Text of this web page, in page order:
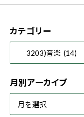
カテゴリー
月別アーカイブ